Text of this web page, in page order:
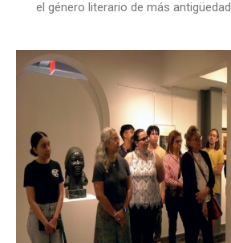
el género literario de más antigüedad.